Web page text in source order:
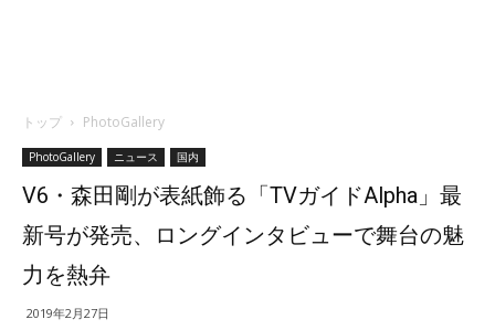
トップ PhotoGallery
PhotoGallery ニュース 国内
V6・森田剛が表紙飾る「TVガイドAlpha」最
新号が発売、ロングインタビューで舞台の魅
力を熱弁
2019年2月27日